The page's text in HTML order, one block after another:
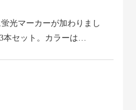
光マーカーが加わりまし
本セット。カラーは…